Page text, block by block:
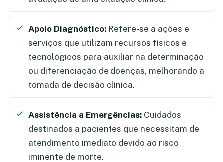
Apoio Diagnóstico: Refere-se a ações e
serviços que utilizam recursos físicos e
tecnológicos para auxiliar na determinação
ou diferenciação de doenças, melhorando a
tomada de decisão clínica.
Assistência a Emergências: Cuidados
destinados a pacientes que necessitam de
atendimento imediato devido ao risco
iminente de morte.